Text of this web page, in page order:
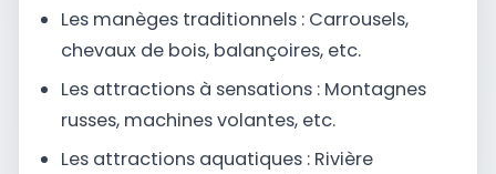
Les manèges traditionnels : Carrousels,
chevaux de bois, balançoires, etc.
Les attractions à sensations : Montagnes
russes, machines volantes, etc.
Les attractions aquatiques : Rivière